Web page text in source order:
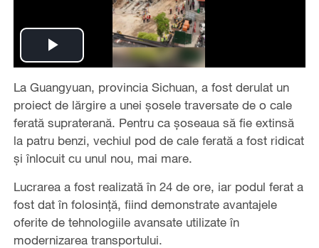
Play
Video
La Guangyuan, provincia Sichuan, a fost derulat un
proiect de lărgire a unei șosele traversate de o cale
ferată supraterană. Pentru ca șoseaua să fie extinsă
la patru benzi, vechiul pod de cale ferată a fost ridicat
și înlocuit cu unul nou, mai mare.
Lucrarea a fost realizată în 24 de ore, iar podul ferat a
fost dat în folosință, fiind demonstrate avantajele
oferite de tehnologiile avansate utilizate în
modernizarea transportului.